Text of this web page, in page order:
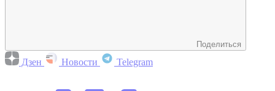
Поделиться
Дзен Новости Telegram